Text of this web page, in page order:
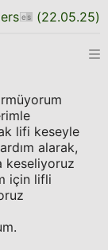
(22.05.25)
lifi keseyle
alarak,
keseliyoruz
için lifli